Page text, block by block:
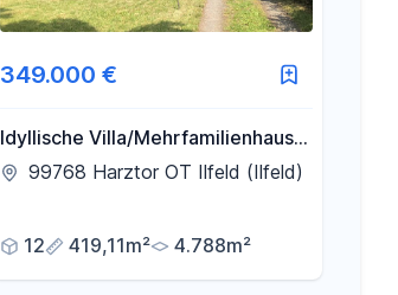
349.000 €
Idyllische Villa/Mehrfamilienhaus
in grünem Erholungsort (Harz) -
99768 Harztor OT Ilfeld (Ilfeld)
12 419,11m² 4.788m²